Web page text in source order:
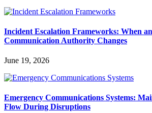
Incident Escalation Frameworks: When
Communication Authority Changes
June 19, 2026
Emergency Communications Systems:
Flow During Disruptions